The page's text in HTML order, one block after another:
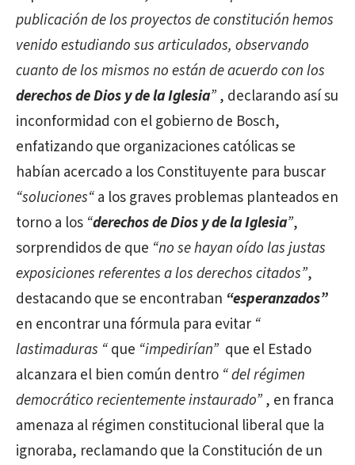
publicación de los proyectos de constitución hemos
venido estudiando sus articulados, observando
cuanto de los mismos no están de acuerdo con los
derechos de Dios y de la Iglesia”, declarando así su
inconformidad con el gobierno de Bosch,
enfatizando que organizaciones católicas se
habían acercado a los Constituyente para buscar
“soluciones“a los graves problemas planteados en
torno a los “derechos de Dios y de la Iglesia”,
sorprendidos de que “no se hayan oído las justas
exposiciones referentes a los derechos citados”,
destacando que se encontraban “esperanzados”
en encontrar una fórmula para evitar “
lastimaduras “que “impedirían” que el Estado
alcanzara el bien común dentro “ del régimen
democrático recientemente instaurado”, en franca
amenaza al régimen constitucional liberal que la
ignoraba, reclamando que la Constitución de un